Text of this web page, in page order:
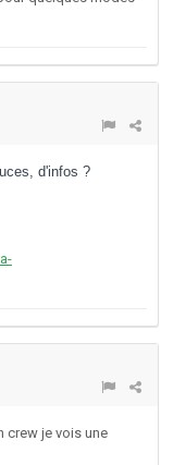
d'infos ?
crew je vois une